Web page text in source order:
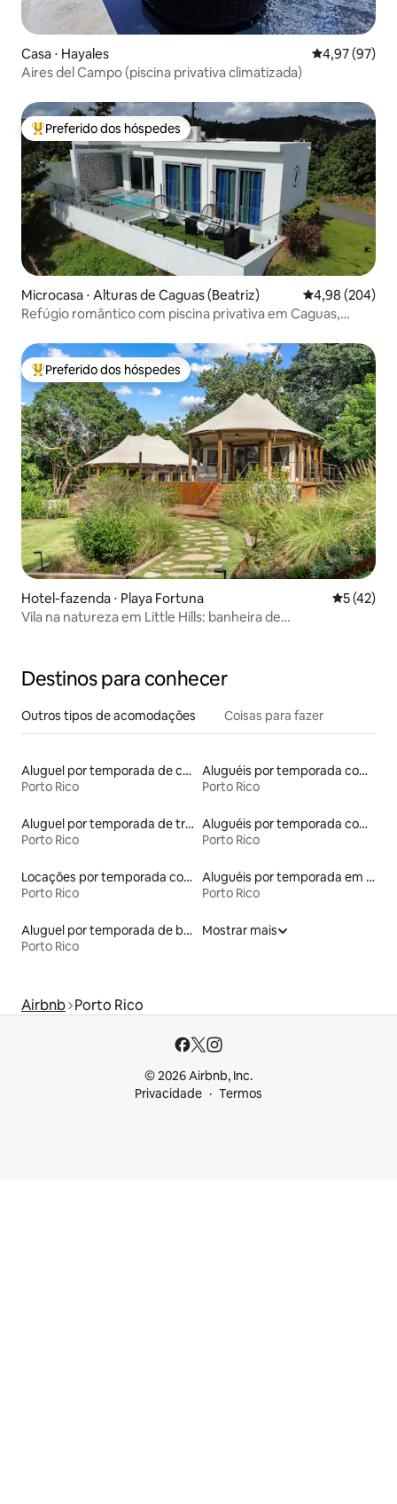
Casa ⋅ Hayales 4,97 de uma
4,97 (97)
Aires del Campo (piscina privativa climatizada)
Entre os melhores preferidos dos hóspedes
Preferido dos hóspedes
Microcasa ⋅ Alturas de Caguas (Beatriz) 4,98 de uma
4,98 (204)
Refúgio romântico com piscina privativa em Caguas,
Entre os melhores preferidos dos hóspedes
Preferido dos hóspedes
Hotel-fazenda ⋅ Playa Fortuna 5 de uma
5 (42)
Vila na natureza em Little Hills: banheira de
Destinos para conhecer
Outros tipos de acomodações Coisas para fazer
Aluguel por temporada de contêineres
Porto Rico
Aluguéis por temporada com acesso à praia
Porto Rico
Aluguel por temporada de trailers
Porto Rico
Aluguéis por temporada com sauna
Porto Rico
Locações por temporada com piscina
Porto Rico
Aluguéis por temporada em albergue
Porto Rico
Aluguel por temporada de barcos
Porto Rico
Mostrar mais
Airbnb Porto Rico
© 2026 Airbnb, Inc.
Privacidade
Termos